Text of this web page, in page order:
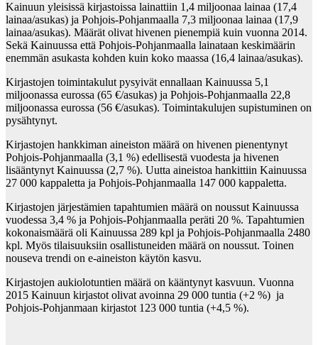
Kainuun yleisissä kirjastoissa lainattiin 1,4 miljoonaa lainaa (17,4
lainaa/asukas) ja Pohjois-Pohjanmaalla 7,3 miljoonaa lainaa (17,9
lainaa/asukas). Määrät olivat hivenen pienempiä kuin vuonna 2014.
Sekä Kainuussa että Pohjois-Pohjanmaalla lainataan keskimäärin
enemmän asukasta kohden kuin koko maassa (16,4 lainaa/asukas).
Kirjastojen toimintakulut pysyivät ennallaan Kainuussa 5,1
miljoonassa eurossa (65 €/asukas) ja Pohjois-Pohjanmaalla 22,8
miljoonassa eurossa (56 €/asukas). Toimintakulujen supistuminen on
pysähtynyt.
Kirjastojen hankkiman aineiston määrä on hivenen pienentynyt
Pohjois-Pohjanmaalla (3,1 %) edellisestä vuodesta ja hivenen
lisääntynyt Kainuussa (2,7 %). Uutta aineistoa hankittiin Kainuussa
27 000 kappaletta ja Pohjois-Pohjanmaalla 147 000 kappaletta.
Kirjastojen järjestämien tapahtumien määrä on noussut Kainuussa
vuodessa 3,4 % ja Pohjois-Pohjanmaalla peräti 20 %. Tapahtumien
kokonaismäärä oli Kainuussa 289 kpl ja Pohjois-Pohjanmaalla 2480
kpl. Myös tilaisuuksiin osallistuneiden määrä on noussut. Toinen
nouseva trendi on e-aineiston käytön kasvu.
Kirjastojen aukiolotuntien määrä on kääntynyt kasvuun. Vuonna
2015 Kainuun kirjastot olivat avoinna 29 000 tuntia (+2 %) ja
Pohjois-Pohjanmaan kirjastot 123 000 tuntia (+4,5 %).